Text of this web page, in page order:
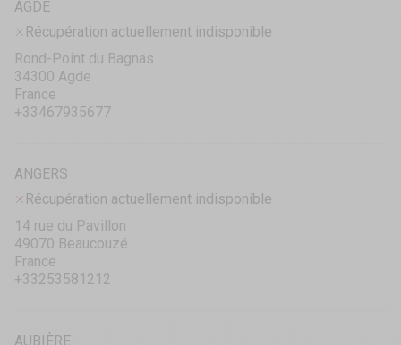
AGDE
Récupération actuellement indisponible
Rond-Point du Bagnas
34300 Agde
France
+33467935677
ANGERS
Récupération actuellement indisponible
14 rue du Pavillon
49070 Beaucouzé
France
+33253581212
AUBIÈRE